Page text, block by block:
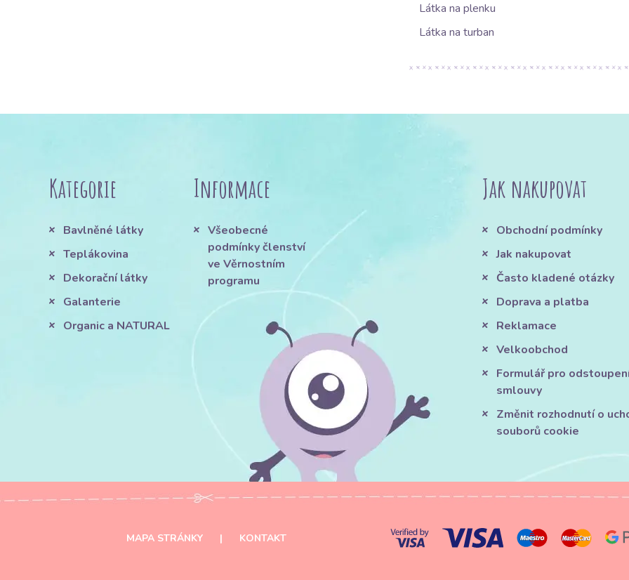
Látka na plenku
Látka na turban
Kategorie
Bavlněné látky
Teplákovina
Dekorační látky
Galanterie
Organic a NATURAL
Informace
Všeobecné
podmínky členství
ve Věrnostním
programu
Jak nakupovat
Obchodní podmínky
Jak nakupovat
Často kladené otázky
Doprava a platba
Reklamace
Velkoobchod
Formulář pro
smlouvy
Změnit rozhodnutí o
souborů cookie
MAPA STRÁNKY | KONTAKT